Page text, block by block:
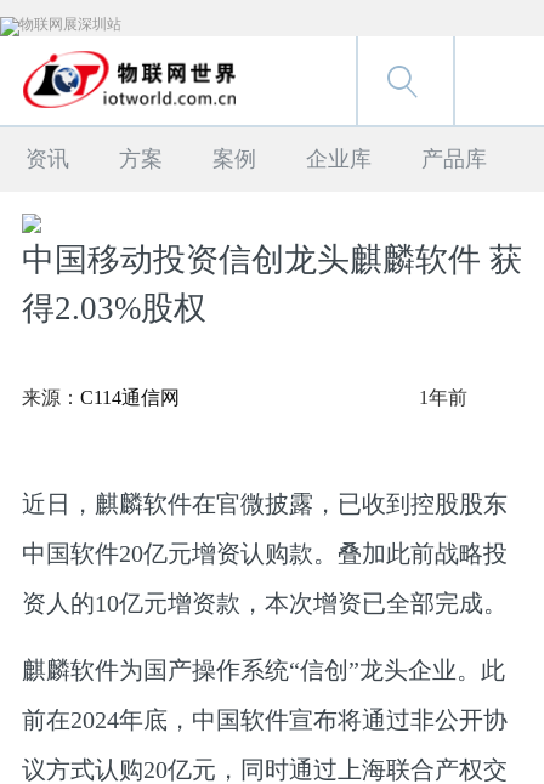
资讯 方案 案例 企业库 产品库
中国移动投资信创龙头麒麟软件 获
得2.03%股权
来源： C114通信网 1年前
近日，麒麟软件在官微披露，已收到控股股东
中国软件20亿元增资认购款。叠加此前战略投
资人的10亿元增资款，本次增资已全部完成。
麒麟软件为国产操作系统“信创”龙头企业。此
前在2024年底，中国软件宣布将通过非公开协
议方式认购20亿元，同时通过上海联合产权交